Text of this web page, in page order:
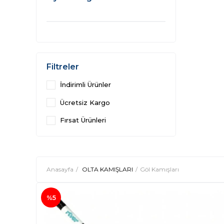
Filtreler
İndirimli Ürünler
Ücretsiz Kargo
Fırsat Ürünleri
Anasayfa OLTA KAMIŞLARI Göl Kamışları
%5